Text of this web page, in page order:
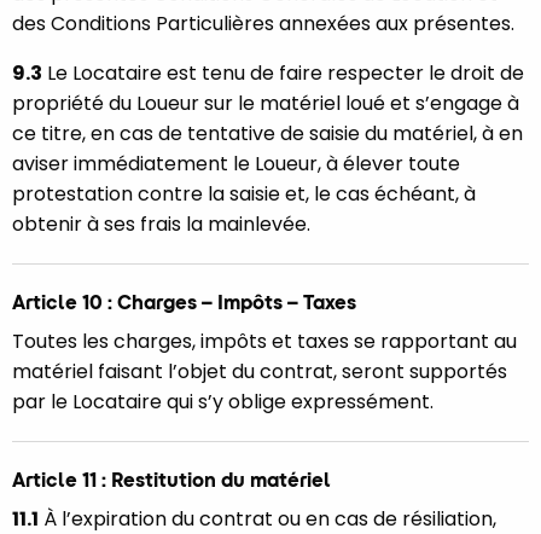
des Conditions Particulières annexées aux présentes.
9.3 Le Locataire est tenu de faire respecter le droit de
propriété du Loueur sur le matériel loué et s’engage à
ce titre, en cas de tentative de saisie du matériel, à en
aviser immédiatement le Loueur, à élever toute
protestation contre la saisie et, le cas échéant, à
obtenir à ses frais la mainlevée.
Article 10 : Charges – Impôts – Taxes
Toutes les charges, impôts et taxes se rapportant au
matériel faisant l’objet du contrat, seront supportés
par le Locataire qui s’y oblige expressément.
Article 11 : Restitution du matériel
11.1 À l’expiration du contrat ou en cas de résiliation,